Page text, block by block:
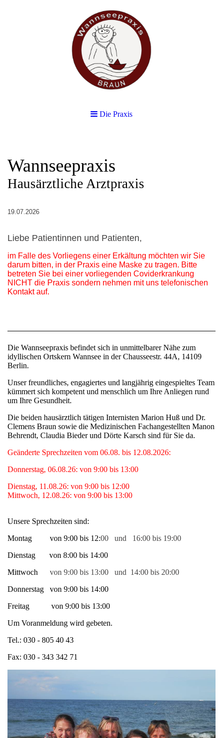
Die Praxis
Wannseepraxis
Hausärztliche Arztpraxis
19.07.2026
Liebe Patientinnen und Patienten,
im Falle des Vorliegens einer Erkältung möchten wir Sie
darum bitten, in der Praxis eine Maske zu tragen. Bitte
betreten Sie bei einer vorliegenden Coviderkrankung
NICHT die Praxis sondern nehmen mit uns telefonischen
Kontakt auf.
Die Wannseepraxis befindet sich in unmittelbarer Nähe zum
idyllischen Ortskern Wannsee in der Chausseestr. 44A, 14109
Berlin.
Unser freundliches, engagiertes und langjährig eingespieltes Team
kümmert sich kompetent und menschlich um Ihre Anliegen rund
um Ihre Gesundheit.
Die beiden hausärztlich tätigen Internisten Marion Huß und Dr.
Clemens Braun sowie die Medizinischen Fachangestellten Manon
Behrendt, Claudia Bieder und Dörte Karsch sind für Sie da.
Geänderte Sprechzeiten vom 06.08. bis 12.08.2026:
Donnerstag, 06.08.26: von 9:00 bis 13:00
Dienstag, 11.08.26: von 9:00 bis 12:00
Mittwoch, 12.08.26: von 9:00 bis 13:00
Unsere Sprechzeiten sind:
Montag von 9:00 bis 12:00 und 16:00 bis 19:00
Dienstag von 8:00 bis 14:00
Mittwoch
von 9:00 bis 13:00 und 14:00 bis 20:00
Donnerstag von 9:00 bis 14:00
Freitag von 9:00 bis 13:00
Um Voranmeldung wird gebeten.
Tel.: 030 - 805 40 43
Fax: 030 - 343 342 71